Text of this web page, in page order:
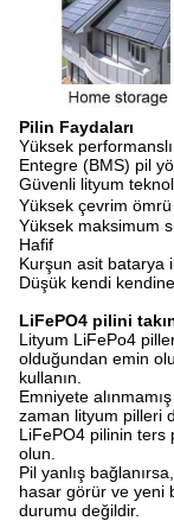
Pilin Faydaları
Yüksek
Entegre (BMS) pil
Güvenli lityum
Yüksek çevrim
Yüksek maksimum
Hafif
Kurşun asit batarya
Düşük kendi
LiFePO4 pilini
Lityum LiFePo4
olduğundan emin
kullanın.
Emniyete
zaman lityum pilleri
LiFePO4 pilinin ters
olun.
Pil yanlış
hasar görür ve yeni
durumu değildir.